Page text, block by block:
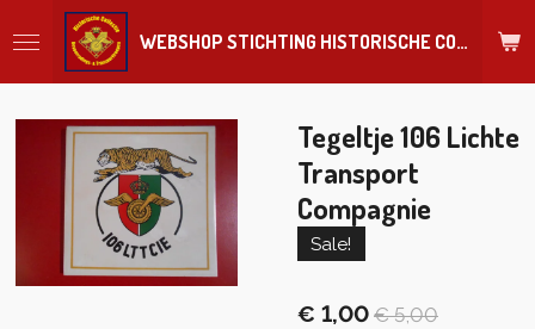
direct
hoofdinhoud
WEBSHOP STICHTING HISTORISCHE COLLECTIE REGIMENT
Tegeltje 106 Lichte
Transport
Compagnie
Sale!
€ 1,00 € 5,00